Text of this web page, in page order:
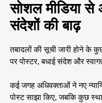
सोशल मीडिया से
संदेशों की बाढ़
तबादलों की सूची जारी होने के
पर पोस्टर, बधाई संदेश और
कई जगह अधिवक्ताओं ने नए
पोस्ट साझा किए, जबकि कुछ